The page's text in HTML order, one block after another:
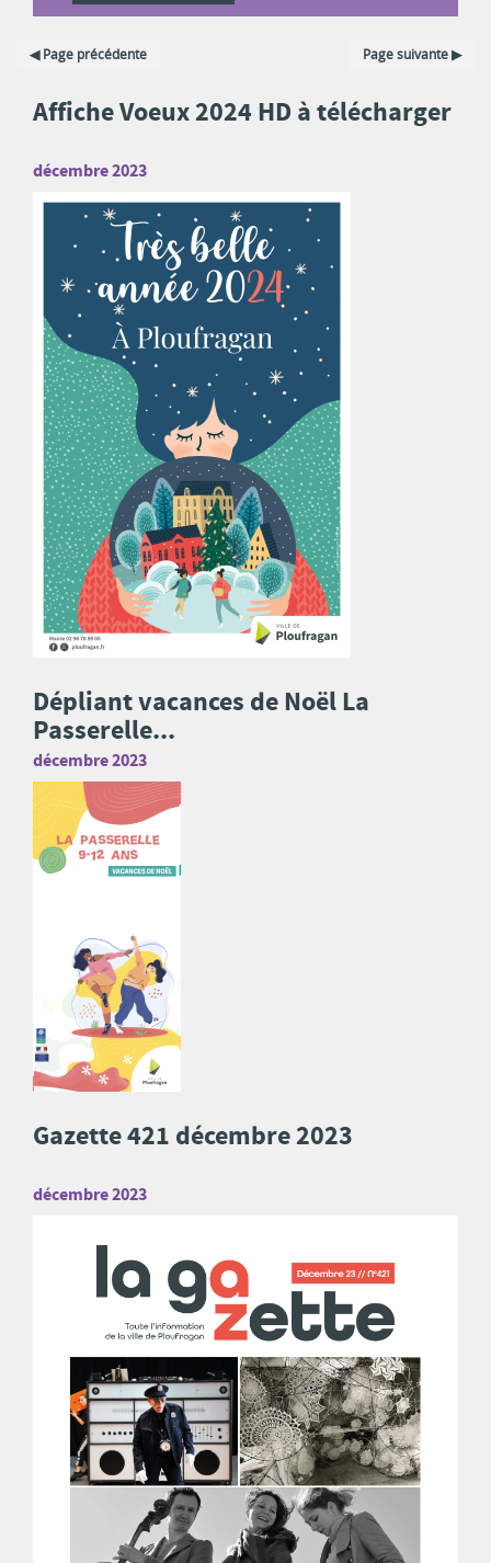
Page précédente Page suivante
Affiche Voeux 2024 HD à télécharger
décembre 2023
Dépliant vacances de Noël La
Passerelle...
décembre 2023
Gazette 421 décembre 2023
décembre 2023